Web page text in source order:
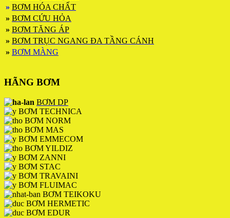
» BƠM HÓA CHẤT
» BƠM CỨU HỎA
» BƠM TĂNG ÁP
» BƠM TRỤC NGANG ĐA TẦNG CÁNH
» BƠM MÀNG
HÃNG BƠM
BƠM DP
BƠM TECHNICA
BƠM NORM
BƠM MAS
BƠM EMMECOM
BƠM YILDIZ
BƠM ZANNI
BƠM STAC
BƠM TRAVAINI
BƠM FLUIMAC
BƠM TEIKOKU
BƠM HERMETIC
BƠM EDUR